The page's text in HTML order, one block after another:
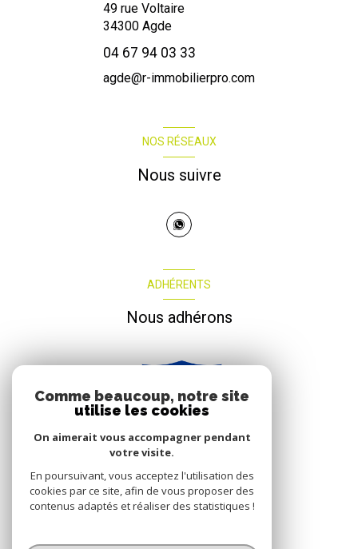
49 rue Voltaire
34300 Agde
04 67 94 03 33
agde@r-immobilierpro.com
NOS RÉSEAUX
Nous suivre
ADHÉRENTS
Nous adhérons
Comme beaucoup, notre site
utilise les cookies
On aimerait vous accompagner pendant
votre visite.
En poursuivant, vous acceptez l'utilisation des
cookies par ce site, afin de vous proposer des
contenus adaptés et réaliser des statistiques !